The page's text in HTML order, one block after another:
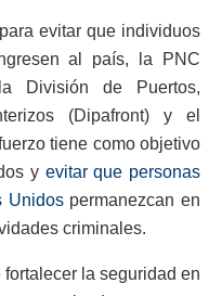
evitar que individuos
al país, la PNC
División de Puertos,
(Dipafront) y el
tiene como objetivo
y evitar que personas
Unidospermanezcan en
criminales.
la seguridad en